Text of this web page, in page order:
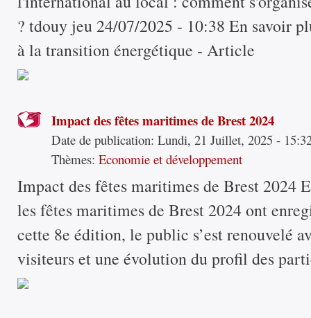
? tdouy jeu 24/07/2025 - 10:38 En savoir
à la transition énergétique - Article
Impact des fêtes maritimes de Brest 2024
Date de publication:Lundi, 21 Juillet, 2025 -
Thèmes:Economie et développement
Impact des fêtes maritimes de Brest 2024
les fêtes maritimes de Brest 2024 ont
cette 8e édition, le public s’est renouvelé
visiteurs et une évolution du profil des